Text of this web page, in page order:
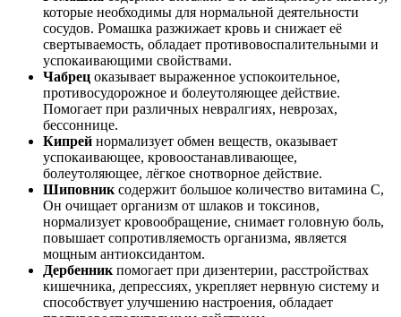
которые необходимы для нормальной деятельности
сосудов. Ромашка разжижает кровь и снижает её
свертываемость, обладает противовоспалительными и
успокаивающими свойствами.
Чабрец оказывает выраженное успокоительное,
противосудорожное и болеутоляющее действие.
Помогает при различных невралгиях, неврозах,
бессоннице.
Кипрей нормализует обмен веществ, оказывает
успокаивающее, кровоостанавливающее,
болеутоляющее, лёгкое снотворное действие.
Шиповник содержит большое количество витамина С,
Он очищает организм от шлаков и токсинов,
нормализует кровообращение, снимает головную боль,
повышает сопротивляемость организма, является
мощным антиоксидантом.
Дербенник помогает при дизентерии, расстройствах
кишечника, депрессиях, укрепляет нервную систему и
способствует улучшению настроения, обладает